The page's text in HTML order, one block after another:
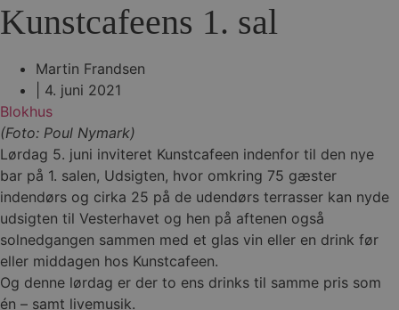
Kunstcafeens 1. sal
Martin Frandsen
4. juni 2021
Blokhus
(Foto: Poul Nymark)
Lørdag 5. juni inviteret Kunstcafeen indenfor til den nye
bar på 1. salen, Udsigten, hvor omkring 75 gæster
indendørs og cirka 25 på de udendørs terrasser kan nyde
udsigten til Vesterhavet og hen på aftenen også
solnedgangen sammen med et glas vin eller en drink før
eller middagen hos Kunstcafeen.
Og denne lørdag er der to ens drinks til samme pris som
én – samt livemusik.